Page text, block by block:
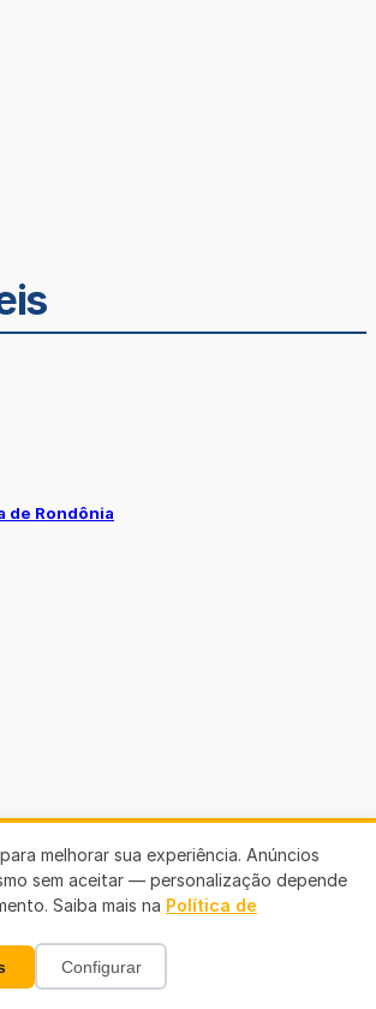
de Rondônia
melhorar sua experiência. Anúncios
sem aceitar — personalização depende
Saiba mais na Política de
Configurar